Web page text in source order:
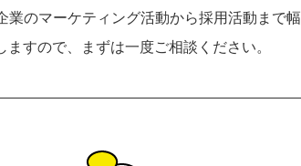
業のマーケティング活動から採用活動まで
すので、まずは一度ご相談ください。